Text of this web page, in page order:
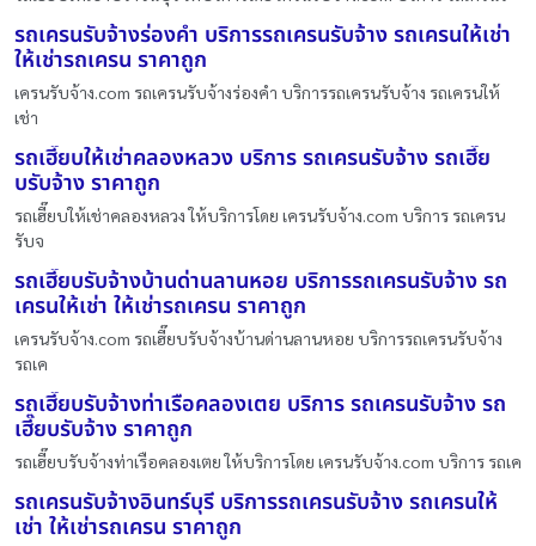
รถเครนรับจ้างร่องคำ บริการรถเครนรับจ้าง รถเครนให้เช่า
ให้เช่ารถเครน ราคาถูก
เครนรับจ้าง.com รถเครนรับจ้างร่องคำ บริการรถเครนรับจ้าง รถเครนให้
เช่า
รถเฮี๊ยบให้เช่าคลองหลวง บริการ รถเครนรับจ้าง รถเฮี๊ย
บรับจ้าง ราคาถูก
รถเฮี๊ยบให้เช่าคลองหลวง ให้บริการโดย เครนรับจ้าง.com บริการ รถเครน
รับจ
รถเฮี๊ยบรับจ้างบ้านด่านลานหอย บริการรถเครนรับจ้าง รถ
เครนให้เช่า ให้เช่ารถเครน ราคาถูก
เครนรับจ้าง.com รถเฮี๊ยบรับจ้างบ้านด่านลานหอย บริการรถเครนรับจ้าง
รถเค
รถเฮี๊ยบรับจ้างท่าเรือคลองเตย บริการ รถเครนรับจ้าง รถ
เฮี๊ยบรับจ้าง ราคาถูก
รถเฮี๊ยบรับจ้างท่าเรือคลองเตย ให้บริการโดย เครนรับจ้าง.com บริการ รถเค
รถเครนรับจ้างอินทร์บุรี บริการรถเครนรับจ้าง รถเครนให้
เช่า ให้เช่ารถเครน ราคาถูก